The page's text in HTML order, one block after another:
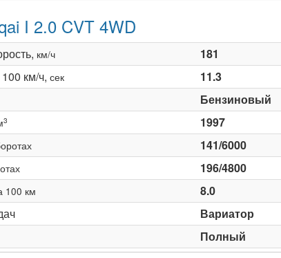
I 2.0 CVT 4WD
км/ч
181
км/ч, сек
11.3
Бензиновый
3
1997
141/6000
196/4800
100 км
8.0
Вариатор
Полный